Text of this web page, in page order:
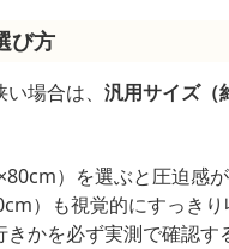
び方
場合は、 汎用サイズ（
）を選ぶと圧迫感
）も視覚的にすっきり
かを必ず実測で確認す